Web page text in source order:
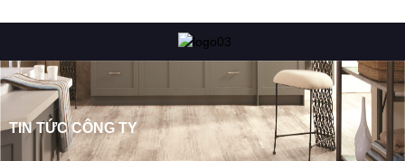
TIN TỨC CÔNG TY